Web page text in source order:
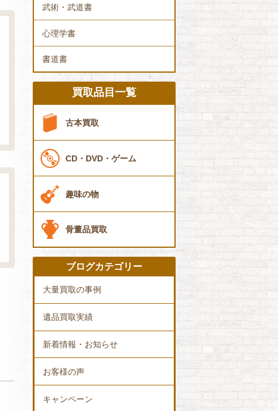
武術・武道書
心理学書
書道書
買取品目一覧
古本買取
CD・DVD・ゲーム
趣味の物
骨董品買取
ブログカテゴリー
大量買取の事例
遺品買取実績
新着情報・お知らせ
お客様の声
キャンペーン